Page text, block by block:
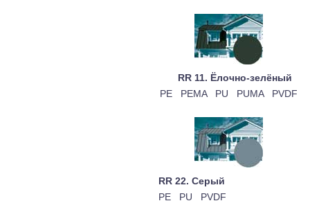
RR 11. Ёлочно-зелёный
PE PEMA PU PUMA PVDF
RR 22. Серый
PE PU PVDF